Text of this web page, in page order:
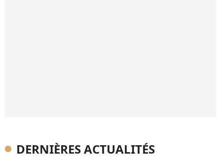
DERNIÈRES ACTUALITÉS